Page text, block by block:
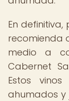
En
recomienda
medio a
Cabernet
Estos
ahumados y